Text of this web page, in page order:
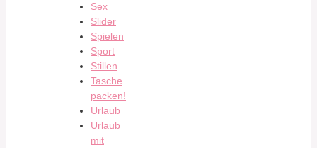
Sex
Slider
Spielen
Sport
Stillen
Tasche
packen!
Urlaub
Urlaub
mit